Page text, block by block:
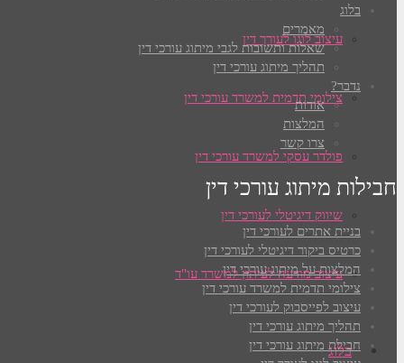
עיצוב לוגו לעורך דין
צילומי תדמית למשרד עורכי דין
פולדר עסקי למשרד עורכי דין
שיווק דיגיטלי לעורכי דין
עיצוב מודעה לעיתון למשרד עו"ד
בלוג
בלוג
מאמרים
שאלות ותשובות לגבי מיתוג עורכי דין
תהליך מיתוג עורכי דין
נדבר?
אודות
המלצות
צרו קשר
חבילות מיתוג עורכי דין
בניית אתרים לעורכי דין
כרטיס ביקור דיגיטלי לעורכי דין
המלצות על מיתוג עורכי דין
צילומי תדמית למשרד עורכי דין
עיצוב לפייסבוק לעורכי דין
תהליך מיתוג עורכי דין
חבילת מיתוג עורכי דין